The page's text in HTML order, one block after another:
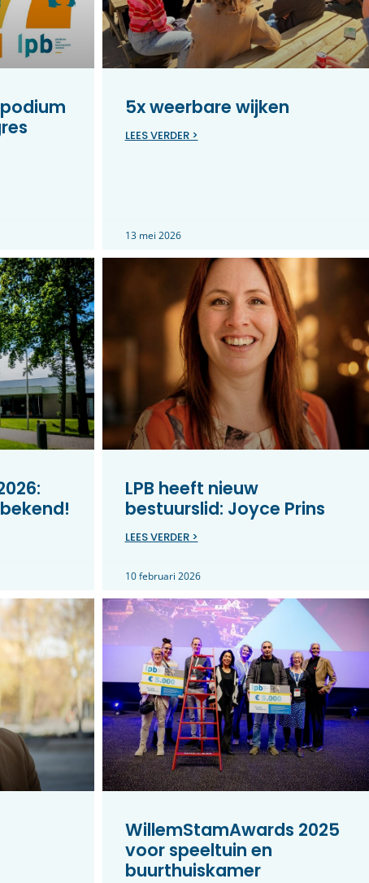
5x weerbare wijken
LEES VERDER >
13 mei 2026
LPB heeft nieuw
bestuurslid: Joyce Prins
LEES VERDER >
10 februari 2026
WillemStamAwards 2025
voor speeltuin en
buurthuiskamer